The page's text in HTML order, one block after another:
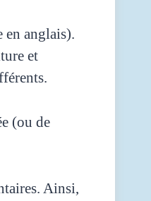
en anglais).
et
(ou de
Ainsi,